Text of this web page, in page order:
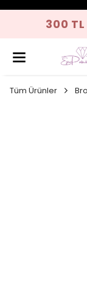
300 TL
Tüm Ürünler